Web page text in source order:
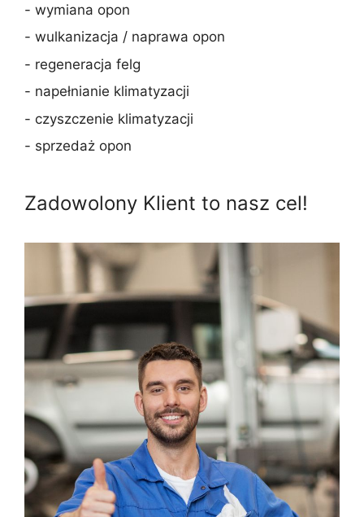
- wymiana opon
- wulkanizacja / naprawa opon
- regeneracja felg
- napełnianie klimatyzacji
- czyszczenie klimatyzacji
- sprzedaż opon
Zadowolony Klient to nasz cel!